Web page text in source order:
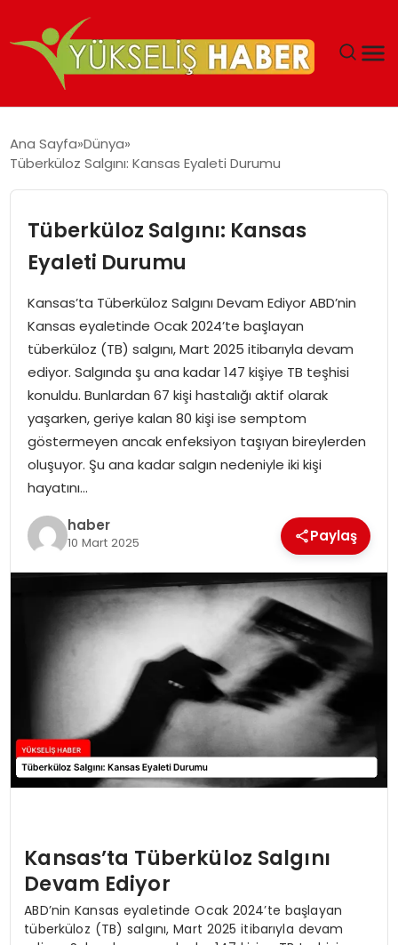
MALIYETLERINI AZALTIYOR’
Ana Sayfa Dünya
Tüberküloz Salgını: Kansas Eyaleti Durumu
Tüberküloz Salgını: Kansas
Eyaleti Durumu
Kansas’ta Tüberküloz Salgını Devam Ediyor ABD’nin
Kansas eyaletinde Ocak 2024’te başlayan
tüberküloz (TB) salgını, Mart 2025 itibarıyla devam
ediyor. Salgında şu ana kadar 147 kişiye TB teşhisi
konuldu. Bunlardan 67 kişi hastalığı aktif olarak
yaşarken, geriye kalan 80 kişi ise semptom
göstermeyen ancak enfeksiyon taşıyan bireylerden
oluşuyor. Şu ana kadar salgın nedeniyle iki kişi
hayatını…
haber
10 Mart 2025 Paylaş
Kansas’ta Tüberküloz Salgını
Devam Ediyor
ABD’nin Kansas eyaletinde Ocak 2024’te başlayan
tüberküloz (TB) salgını, Mart 2025 itibarıyla devam